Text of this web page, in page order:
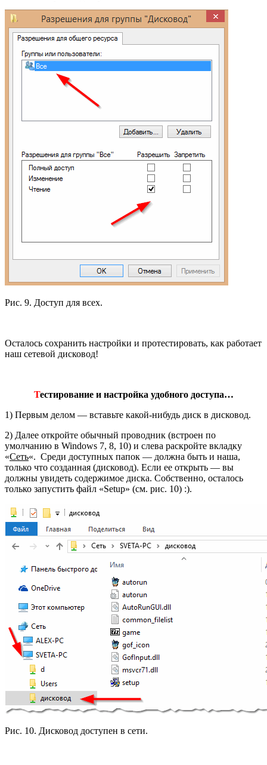
Рис. 9. Доступ для всех.
Осталось сохранить настройки и протестировать, как работает
наш сетевой дисковод!
Тестирование и настройка удобного доступа…
1) Первым делом — вставьте какой-нибудь диск в дисковод.
2) Далее откройте обычный проводник (встроен по
умолчанию в Windows 7, 8, 10) и слева раскройте вкладку
«Сеть«. Среди доступных папок — должна быть и наша,
только что созданная (дисковод). Если ее открыть — вы
должны увидеть содержимое диска. Собственно, осталось
только запустить файл «Setup» (см. рис. 10) :).
Рис. 10. Дисковод доступен в сети.